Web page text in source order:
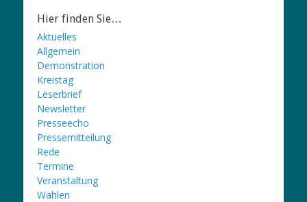
Hier finden Sie…
Aktuelles
Allgemein
Demonstration
Kreistag
Leserbrief
Newsletter
Presseecho
Pressemitteilung
Rede
Termine
Veranstaltung
Wahlen